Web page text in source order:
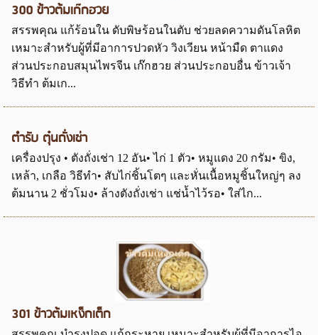
300 ข้าวต้มเก๊กฮวย
สรรพคุณ แก้ร้อนใน ดับพิษร้อนในตับ ช่วยลดความดันโลหิต
เหมาะสำหรับผู้ที่มีอาการปวดหัว วิงเวียน หน้ามืด ตาแดง
ส่วนประกอบสมุนไพรจีน เก๊กฮวย ส่วนประกอบอื่น ข้าวเจ้า
วิธีทำ ต้มเก...
ตำรับ ตุ๋นถั่งเช่า
เครื่องปรุง • ตังถั่งเช่า 12 อัน• ไก่ 1 ตัว• หมูแดง 20 กรัม• ขิง,
เหล้า, เกลือ วิธีทำ• สับไก่ชิ้นโตๆ และหั่นเนื้อหมูชิ้นใหญ่ๆ ลง
ต้มนาน 2 ชั่วโมง• ล้างตังถั่งเช่า แช่น้ำไว้รอ• ใส่ไก...
301 ข้าวต้มเหง็กเต็ก